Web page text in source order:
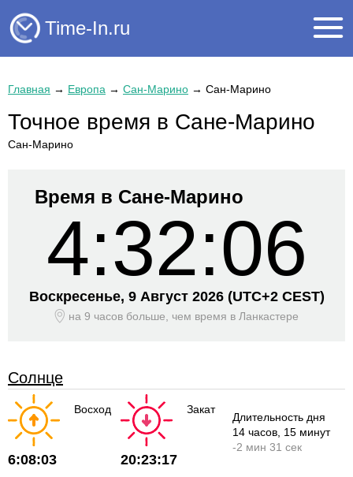
Time-In.ru
Главная → Европа → Сан-Марино → Сан-Марино
Точное время в Сане-Марино
Сан-Марино
Время в Сане-Марино
4:32:06
Воскресенье, 9 Август 2026 (UTC+2 CEST)
на 9 часов больше, чем время в Ланкастере
Солнце
Восход
6:08:03
Закат
20:23:17
Длительность дня
14 часов , 15 минут
-2 мин31 сек